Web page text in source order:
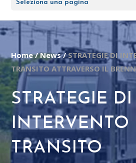
Seleziona una pagina
Home/News/STRATEGIE DI
TRANSITO ATTRAVERSO IL
STRATEGIE DI
INTERVENTO
TRANSITO